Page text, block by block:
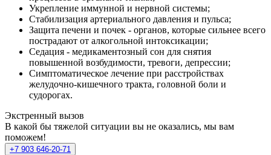
Укрепление иммунной и нервной системы;
Стабилизация артериального давления и пульса;
Защита печени и почек - органов, которые сильнее всего
пострадают от алкогольной интоксикации;
Седация - медикаментозный сон для снятия
повышенной возбудимости, тревоги, депрессии;
Симптоматическое лечение при расстройствах
желудочно-кишечного тракта, головной боли и
судорогах.
Экстренный вызов
В какой бы тяжелой ситуации вы не оказались, мы вам
поможем!
+7 903 646-20-71